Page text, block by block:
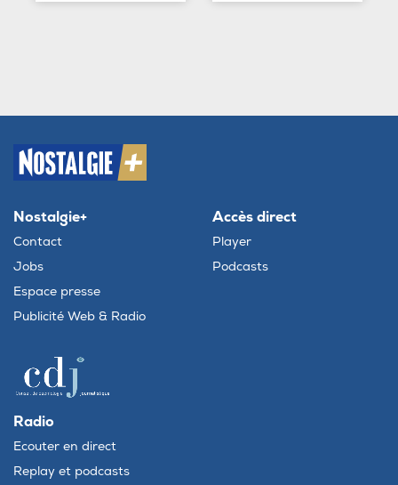
Nostalgie+
Contact
Jobs
Espace presse
Publicité Web & Radio
Accès direct
Player
Podcasts
Radio
Ecouter en direct
Replay et podcasts